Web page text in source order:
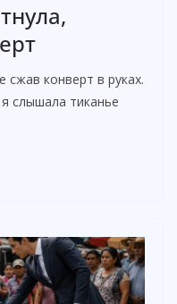
сжав конверт в руках.
слышала тиканье